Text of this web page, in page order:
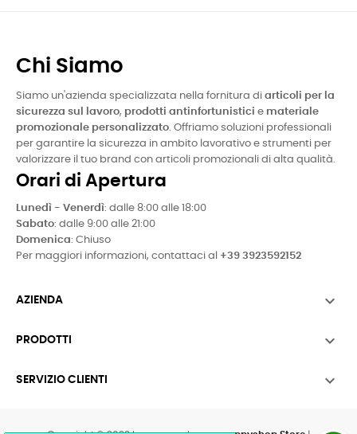
Chi Siamo
Siamo un'azienda specializzata nella fornitura di articoli per la
sicurezza sul lavoro, prodotti antinfortunistici e materiale
promozionale personalizzato. Offriamo soluzioni professionali
per garantire la sicurezza in ambito lavorativo e strumenti per
valorizzare il tuo brand con articoli promozionali di alta qualità.
Orari di Apertura
Lunedì - Venerdì: dalle 8:00 alle 18:00
Sabato: dalle 9:00 alle 21:00
Domenica: Chiuso
Per maggiori informazioni, contattaci al +39 3923592152
AZIENDA 
PRODOTTI 
SERVIZIO CLIENTI 